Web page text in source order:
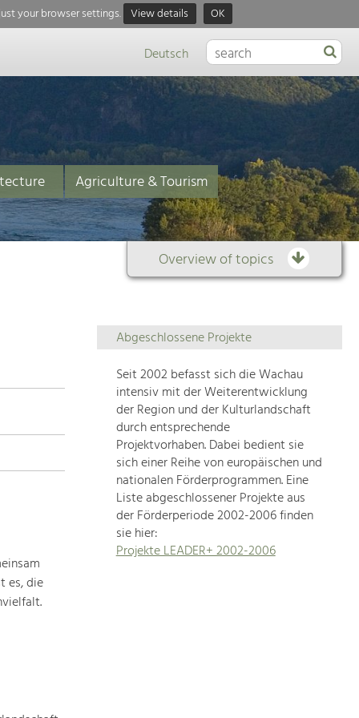
your browser settings. View details OK
Deutsch
Agriculture & Tourism
Overview of topics
Overview
of
topics
Development
within
our
region
is
extremely
diverse.
Which
es, die
Abgeschlossene Projekte
Seit 2002 befasst sich die Wachau
intensiv mit der Weiterentwicklung
der Region und der Kulturlandschaft
durch entsprechende
Projektvorhaben. Dabei bedient sie
sich einer Reihe von europäischen und
nationalen Förderprogrammen. Eine
Liste abgeschlossener Projekte aus
der Förderperiode 2002-2006 finden
sie hier:
Projekte LEADER+ 2002-2006